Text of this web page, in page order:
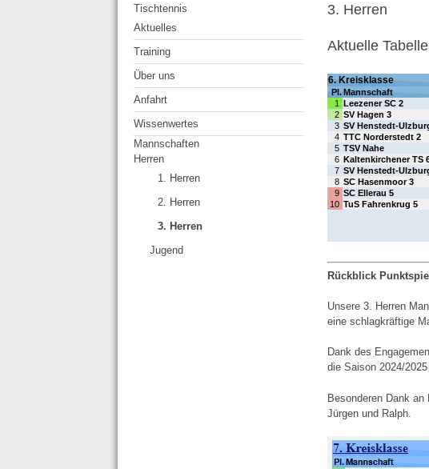
Tischtennis
Aktuelles
Training
Über uns
Anfahrt
Wissenwertes
Mannschaften
Herren
1. Herren
2. Herren
3. Herren
Jugend
3. Herren
Aktuelle Tabelle
Rückblick
Unsere 3. Herren
eine schlagkräftige
Dank des
die Saison 2024/
Besonderen Dank an
Jürgen und Ralph.